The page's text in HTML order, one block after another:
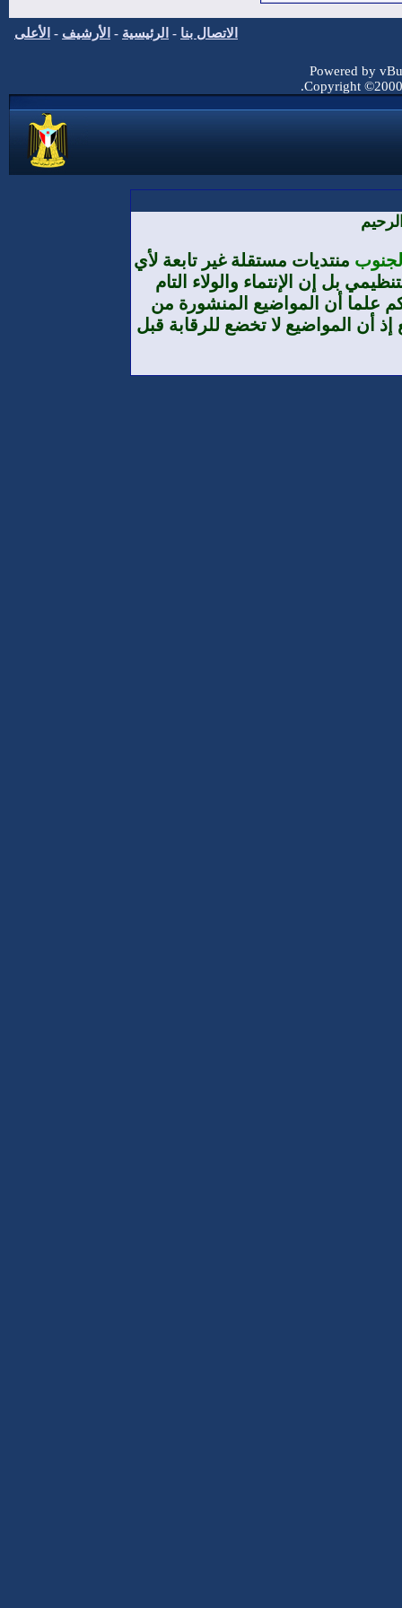
الاتصال بنا - الرئيسية - الأرشيف - الأعلى
Powered by
Copyright
منتديات مستقلة غير تابعة لأي
بل إن الإنتماء والولاء التام
علما أن المواضيع المنشورة من
أن المواضيع لا تخضع للرقابة قبل